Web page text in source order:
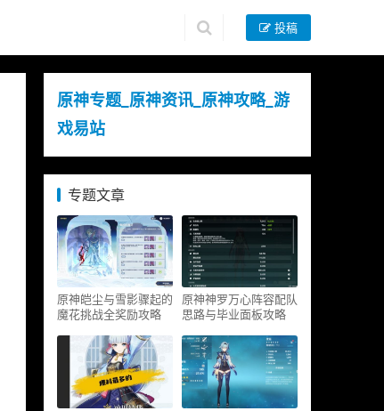
投稿
原神专题_原神资讯_原神攻略_游
戏易站
专题文章
原神皑尘与雪影骤起的
魔花挑战全奖励攻略
原神神罗万心阵容配队
思路与毕业面板攻略